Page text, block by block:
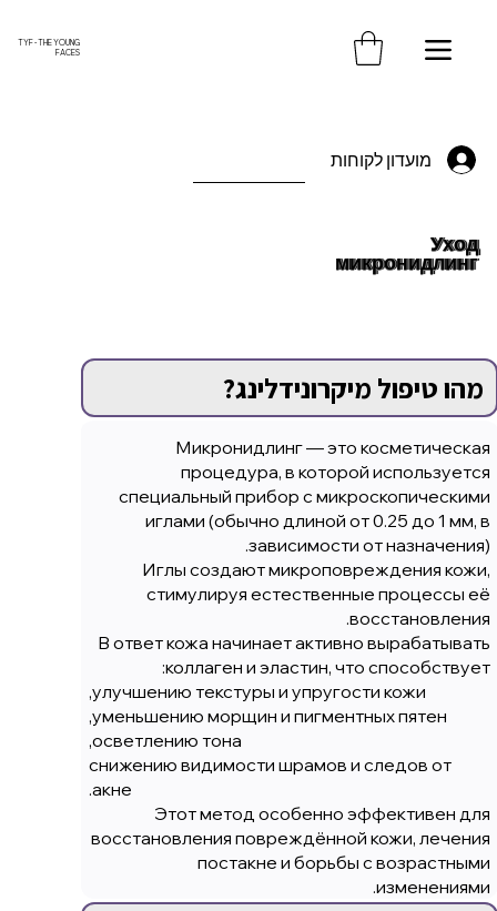
מועדון לקוחות
TYF - THE YOUNG
FACES
מהו טיפול מיקרונידלינג?
Микронидлинг — это косметическая
процедура, в которой используется
специальный прибор с микроскопическими
иглами (обычно длиной от 0.25 до 1 мм, в
зависимости от назначения).
Иглы создают микроповреждения кожи,
стимулируя естественные процессы её
восстановления.
В ответ кожа начинает активно вырабатывать
коллаген и эластин, что способствует:
улучшению текстуры и упругости кожи,
уменьшению морщин и пигментных пятен,
осветлению тона,
снижению видимости шрамов и следов от
акне.
Этот метод особенно эффективен для
восстановления повреждённой кожи, лечения
постакне и борьбы с возрастными
изменениями.
Уход
микронидлинг